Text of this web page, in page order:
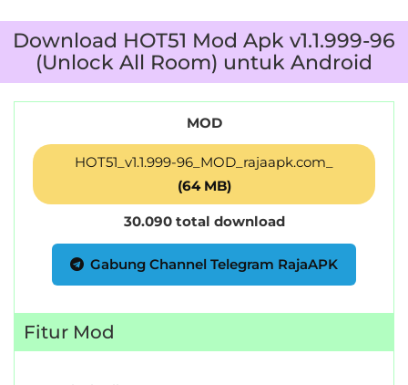
&
Navigation
&
Magazines
Download HOT51 Mod Apk v1.1.999-96
(Unlock All Room) untuk Android
MOD
HOT51_v1.1.999-96_MOD_rajaapk.com_
(64 MB)
30.090 total download
Gabung Channel Telegram RajaAPK
Fitur Mod